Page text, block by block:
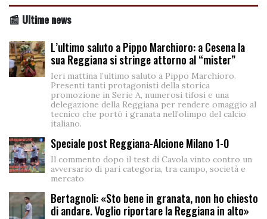
📰 Ultime news
L’ultimo saluto a Pippo Marchioro: a Cesena la
sua Reggiana si stringe attorno al “mister”
Ieri mattina l’ultimo saluto a Pippo Marchioro.
Presenti tanti protagonisti della storica
promozione in Serie A, numerosi tifosi e una
delegazione della Reggiana per rendere omaggio al
tecnico che portò i granata nell’olimpo del calcio
italiano.
Speciale post Reggiana-Alcione Milano 1-0
Il commento dopo il test di Cavola vinto contro un
avversario di pari categoria, tra campo, società e
mercato
Bertagnoli: «Sto bene in granata, non ho chiesto
di andare. Voglio riportare la Reggiana in alto»